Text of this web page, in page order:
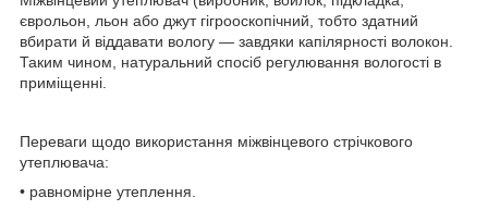
єврольон, льон або джут гігрооскопічний, тобто здатний
вбирати й віддавати вологу — завдяки капілярності волокон.
Таким чином, натуральний спосіб регулювання вологості в
приміщенні.
Переваги щодо використання міжвінцевого стрічкового
утеплювача:
• равномірне утеплення.